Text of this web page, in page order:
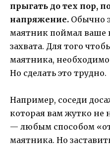
прыгать до тех пор,
напряжение. Обычно
маятник поймал ваше
захвата. Для того
маятника, необходимо
Но сделать это трудно.
Например, соседи
которая вам жутко не
— любым способом
маятника. Но